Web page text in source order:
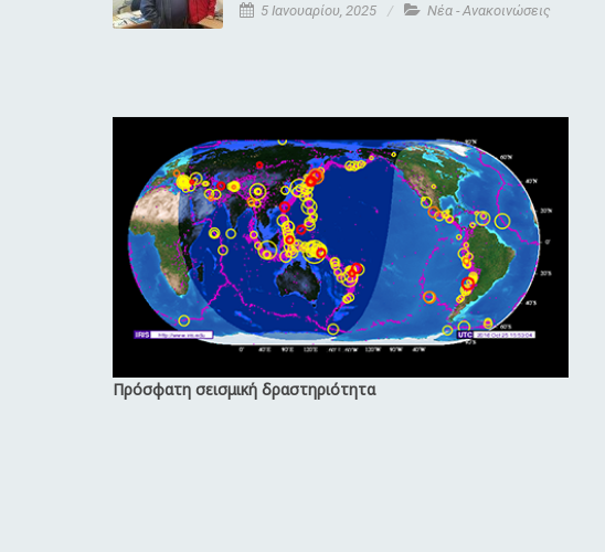
5 Ιανουαρίου, 2025 Νέα - Ανακοινώσεις
Πρόσφατη σεισμική δραστηριότητα